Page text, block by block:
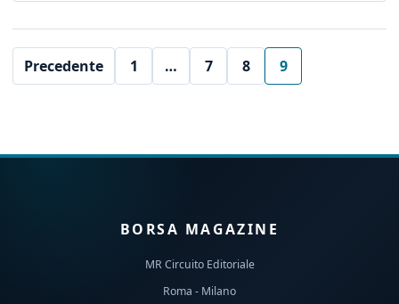
Precedente 1 … 7 8 9
BORSA MAGAZINE
MR Circuito Editoriale
Roma - Milano